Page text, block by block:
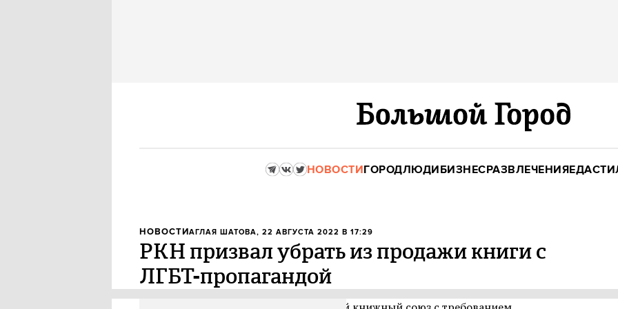
НОВОСТИГОРОДЛЮДИБИЗНЕСРАЗВЛЕЧЕНИЯЕДА
НОВОСТИАГЛАЯ ШАТОВА, 22 АВГУСТА 2022 В 17:29
РКН призвал убрать из продажи книги с
ЛГБТ-пропагандой